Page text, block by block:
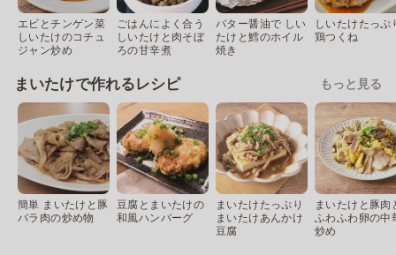
エビとチンゲン菜
しいたけのコチュ
ジャン炒め
ごはんによく合う
しいたけと肉そぼ
ろの甘辛煮
バター醤油で しい
たけと鱈のホイル
焼き
しいたけたっぷ
鶏つくね
まいたけで作れるレシピ もっと見る
簡単 まいたけと豚
バラ肉の炒め物
豆腐とまいたけの
和風ハンバーグ
まいたけたっぷり
まいたけあんかけ
豆腐
まいたけと豚肉
ふわふわ卵の中
炒め